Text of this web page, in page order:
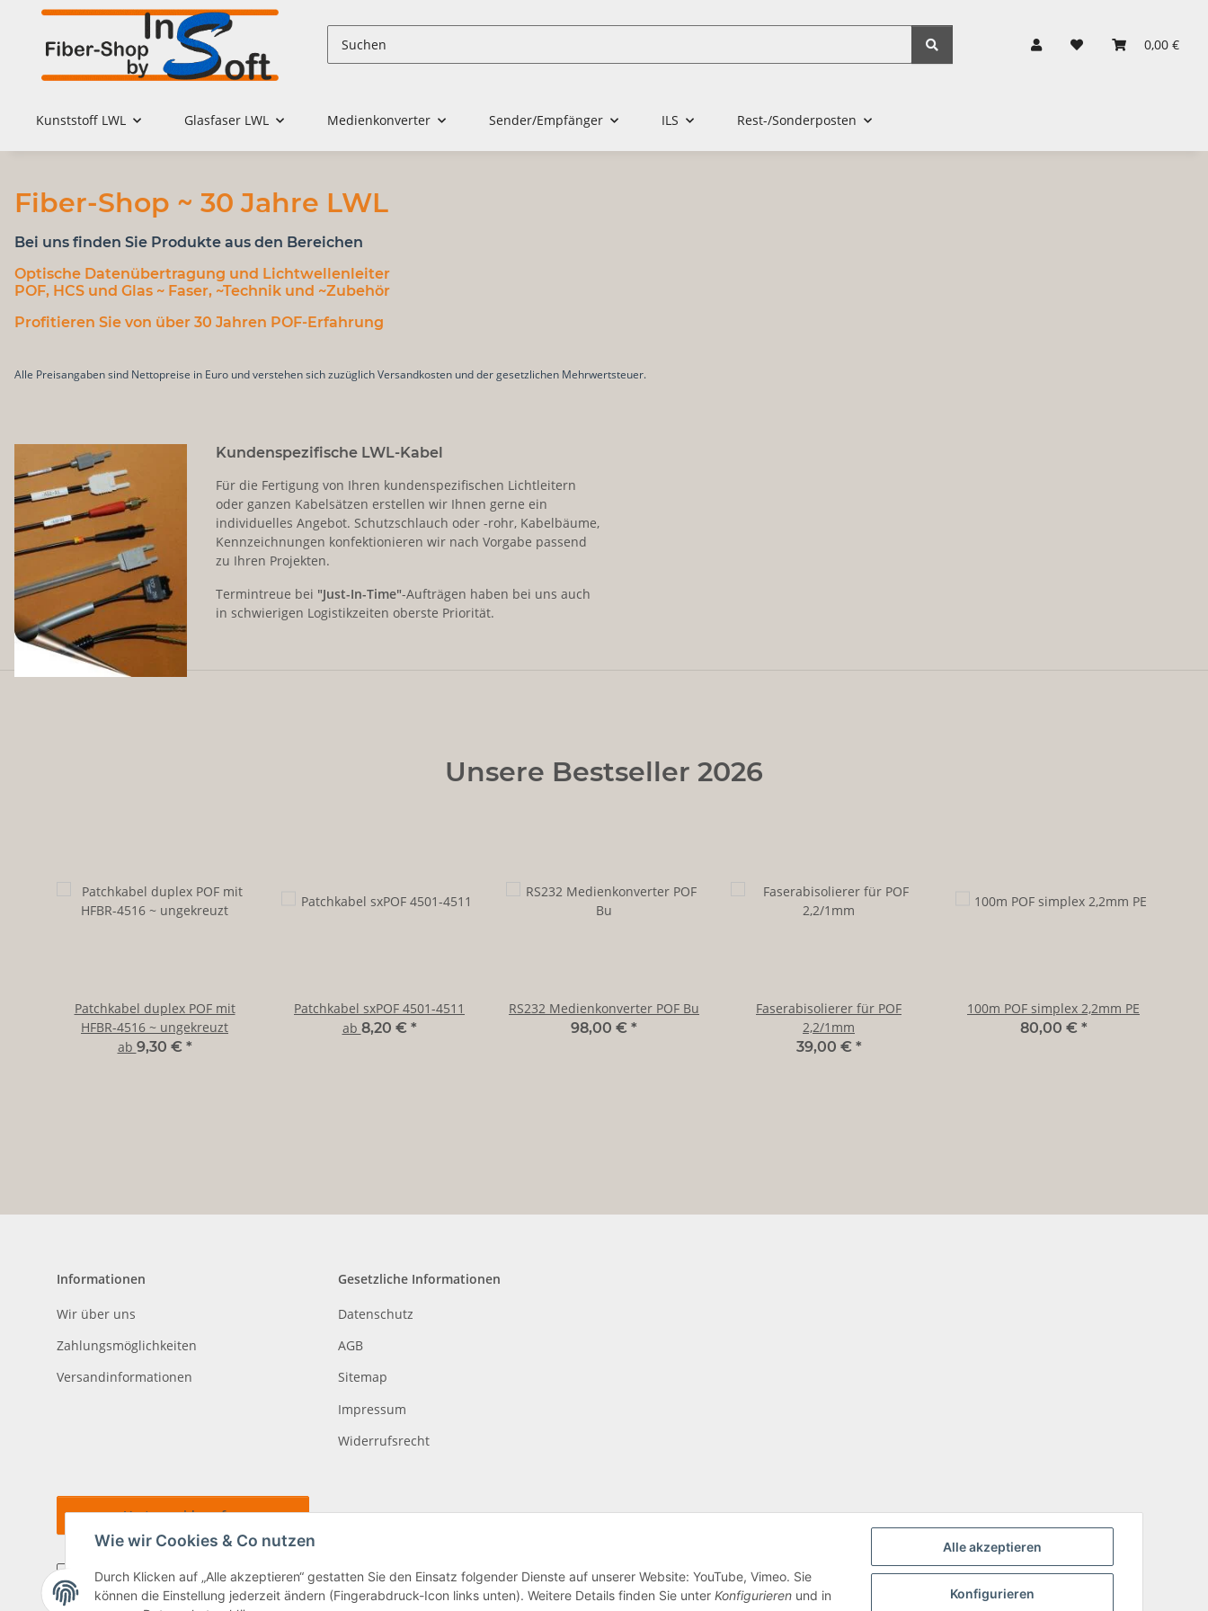
Alle akzeptieren
Konfigurieren
Wie wir Cookies & Co nutzen
Durch Klicken auf „Alle akzeptieren“ gestatten Sie den Einsatz folgender Dienste auf unserer Website: YouTube, Vimeo. Sie
können die Einstellung jederzeit ändern (Fingerabdruck-Icon links unten). Weitere Details finden Sie unter Konfigurieren und in
0,00 €
Kunststoff LWL Glasfaser LWL Medienkonverter Sender/Empfänger ILS Rest-/Sonderposten
Fiber-Shop ~ 30 Jahre LWL
Bei uns finden Sie Produkte aus den Bereichen
Optische Datenübertragung und Lichtwellenleiter
POF, HCS und Glas ~ Faser, ~Technik und ~Zubehör
Profitieren Sie von über 30 Jahren POF-Erfahrung
Alle Preisangaben sind Nettopreise in Euro und verstehen sich zuzüglich Versandkosten und der gesetzlichen Mehrwertsteuer.
Kundenspezifische LWL-Kabel
Für die Fertigung von Ihren kundenspezifischen Lichtleitern
oder ganzen Kabelsätzen erstellen wir Ihnen gerne ein
individuelles Angebot. Schutzschlauch oder -rohr, Kabelbäume,
Kennzeichnungen konfektionieren wir nach Vorgabe passend
zu Ihren Projekten.
Termintreue bei "Just-In-Time"-Aufträgen haben bei uns auch
in schwierigen Logistikzeiten oberste Priorität.
Unsere Bestseller 2026
Patchkabel duplex POF mit
HFBR-4516 ~ ungekreuzt
ab 9,30 € *
Patchkabel sxPOF 4501-4511
ab 8,20 € *
RS232 Medienkonverter POF Bu
98,00 € *
Faserabisolierer für POF
2,2/1mm
39,00 € *
100m POF simplex 2,2mm PE
80,00 € *
Informationen
Wir über uns
Zahlungsmöglichkeiten
Versandinformationen
Gesetzliche Informationen
Datenschutz
AGB
Sitemap
Impressum
Widerrufsrecht
Vertrag widerrufen